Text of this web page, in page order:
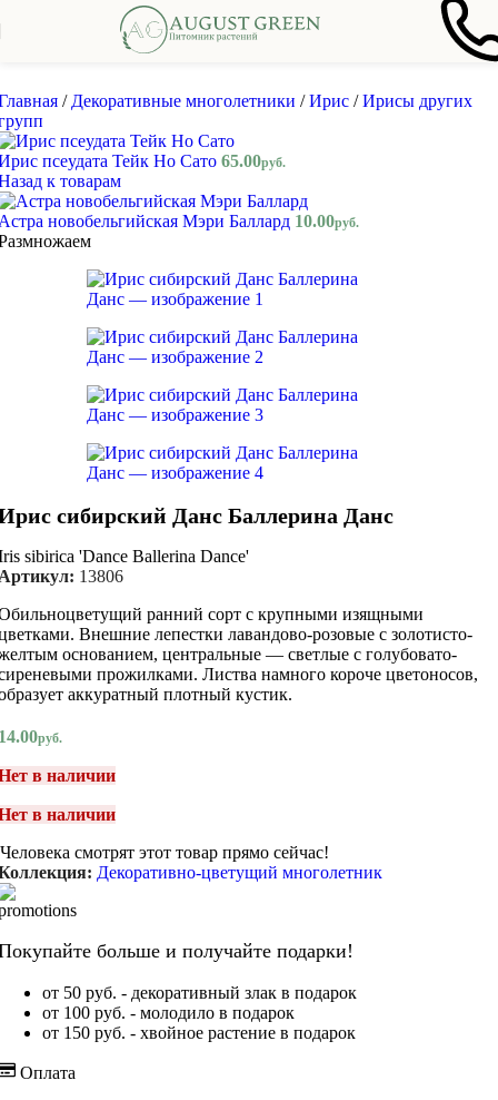
Skip to navigation Skip to main content
/ Декоративные многолетники / Ирис / Ирисы других
псеудата Тейк Но Сато 65.00руб.
к товарам
новобельгийская Мэри Баллард 10.00руб.
сибирский Данс Баллерина Данс
sibirica 'Dance Ballerina Dance'
13806
ранний сорт с крупными изящными
Внешние лепестки лавандово-розовые с золотисто-
основанием, центральные — светлые с голубовато-
прожилками. Листва намного короче цветоносов,
аккуратный плотный кустик.
руб.
в наличии
в наличии
Человека смотрят этот товар прямо сейчас!
Декоративно-цветущий многолетник
больше и получайте подарки!
от 50 руб. - декоративный злак в подарок
от 100 руб. - молодило в подарок
от 150 руб. - хвойное растение в подарок
Оплата